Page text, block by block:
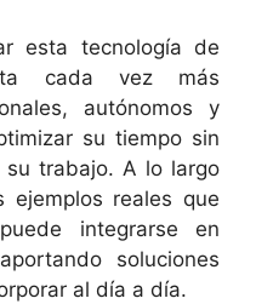
esta tecnología de
cada vez más
autónomos y
su tiempo sin
trabajo. A lo largo
ejemplos reales que
integrarse en
soluciones
al día a día.